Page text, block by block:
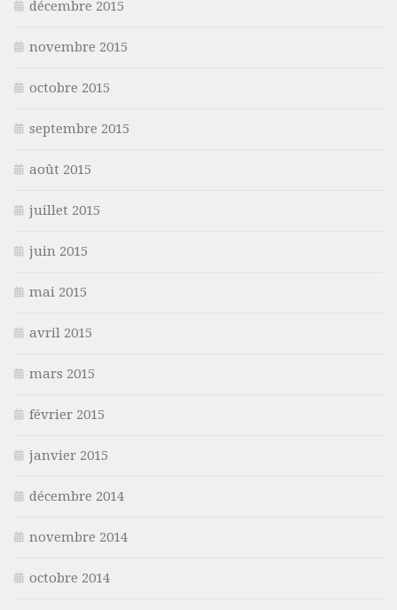
décembre 2015
novembre 2015
octobre 2015
septembre 2015
août 2015
juillet 2015
juin 2015
mai 2015
avril 2015
mars 2015
février 2015
janvier 2015
décembre 2014
novembre 2014
octobre 2014